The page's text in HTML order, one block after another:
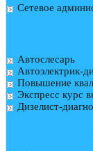
Сетевое
Автослесарь
Автоэлектрик-
Повышение
Экспресс курс
Дизелист-